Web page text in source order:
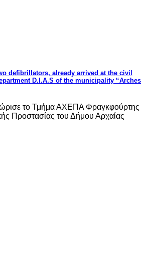
defibrillators, already arrived at the civil
D.I.A.S of the municipality “Arches
το Τμήμα ΑΧΕΠΑ Φραγκφούρτης
Προστασίας του Δήμου Αρχαίας